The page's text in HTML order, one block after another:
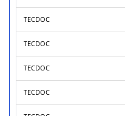
TECDOC
TECDOC
TECDOC
TECDOC